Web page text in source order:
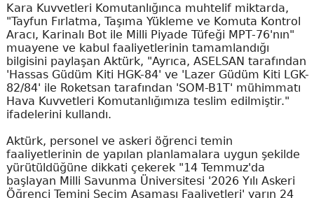
Kara Kuvvetleri Komutanlığınca muhtelif miktarda,
"Tayfun Fırlatma, Taşıma Yükleme ve Komuta Kontrol
Aracı, Karinalı Bot ile Milli Piyade Tüfeği MPT-76'nın"
muayene ve kabul faaliyetlerinin tamamlandığı
bilgisini paylaşan Aktürk, "Ayrıca, ASELSAN tarafından
'Hassas Güdüm Kiti HGK-84' ve 'Lazer Güdüm Kiti LGK-
82/84' ile Roketsan tarafından 'SOM-B1T' mühimmatı
Hava Kuvvetleri Komutanlığımıza teslim edilmiştir."
ifadelerini kullandı.
Aktürk, personel ve askeri öğrenci temin
faaliyetlerinin de yapılan planlamalara uygun şekilde
yürütüldüğüne dikkati çekerek "14 Temmuz'da
başlayan Milli Savunma Üniversitesi '2026 Yılı Askeri
Öğrenci Temini Seçim Aşaması Faaliyetleri' yarın 24